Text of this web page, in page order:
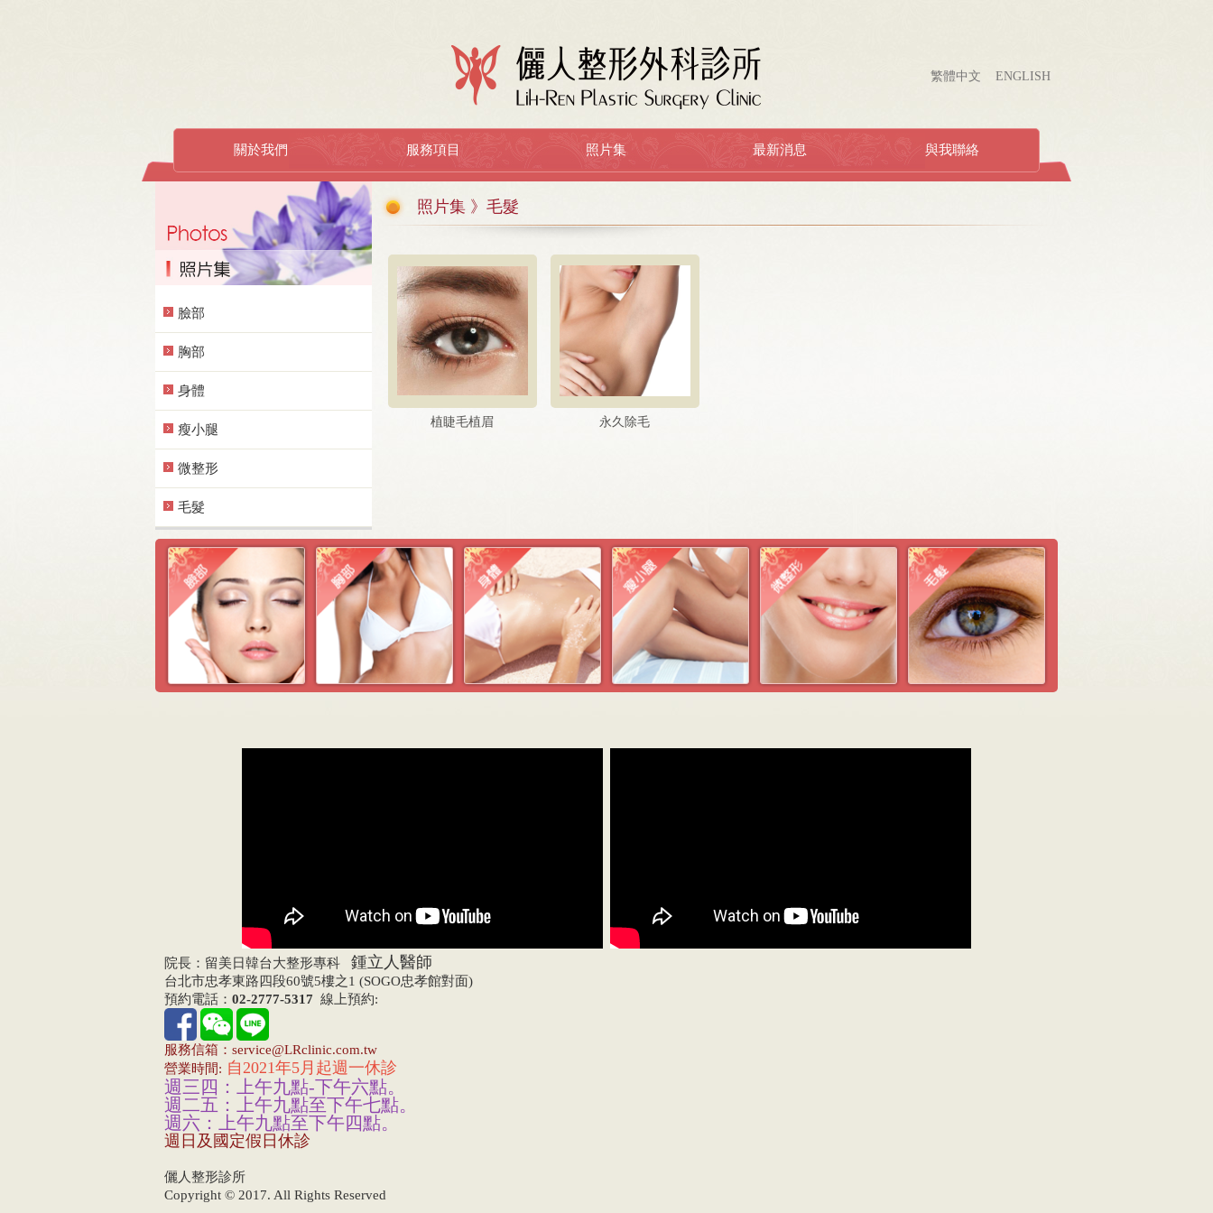
繁體中文 ENGLISH
關於我們 服務項目 照片集 最新消息 與我聯絡
臉部
胸部
身體
瘦小腿
微整形
毛髮
照片集 》毛髮
植睫毛植眉 永久除毛
院長：留美日韓台大整形專科 鍾立人醫師
台北市忠孝東路四段60號5樓之1 (SOGO忠孝館對面)
預約電話： 02-2777-5317 線上預約:
服務信箱：service@LRclinic.com.tw
營業時間: 自2021年5月起週一休診
週三四：上午九點-下午六點。
週二五：上午九點至下午七點。
週六：上午九點至下午四點。
週日及國定假日休診
儷人整形診所
Copyright © 2017. All Rights Reserved